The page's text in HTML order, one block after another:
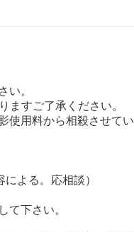
い。
ますご了承ください。
用料から相殺させてい
よる。応相談）
て下さい。